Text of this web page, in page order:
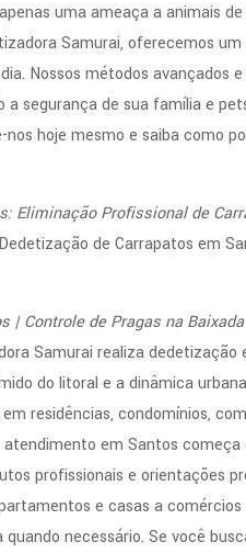
uma ameaça a animais
Samurai, oferecemos
Nossos métodos
a segurança de sua família e
hoje mesmo e saiba como
Eliminação Profissional de
de Carrapatos em
| Controle de Pragas na
Samurai realiza
do litoral e a dinâmica
residências, condomínios,
atendimento em Santos
profissionais e orientações
e casas a
necessário. Se você